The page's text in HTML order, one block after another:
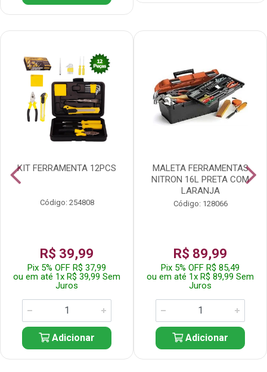
KIT FERRAMENTA 12PCS
Código: 254808
R$ 39,99
Pix 5% OFF R$ 37,99
ou em até 1x R$ 39,99 Sem
Juros
Adicionar
MALETA FERRAMENTAS
NITRON 16L PRETA COM
LARANJA
Código: 128066
R$ 89,99
Pix 5% OFF R$ 85,49
ou em até 1x R$ 89,99 Sem
Juros
Adicionar